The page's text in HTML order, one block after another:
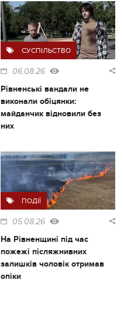
СУСПІЛЬСТВО
06.08.26
Рівненські вандали не
виконали обіцянки:
майданчик відновили без
них
ПОДІЇ
05.08.26
На Рівненщині під час
пожежі післяжнивних
залишків чоловік отримав
опіки